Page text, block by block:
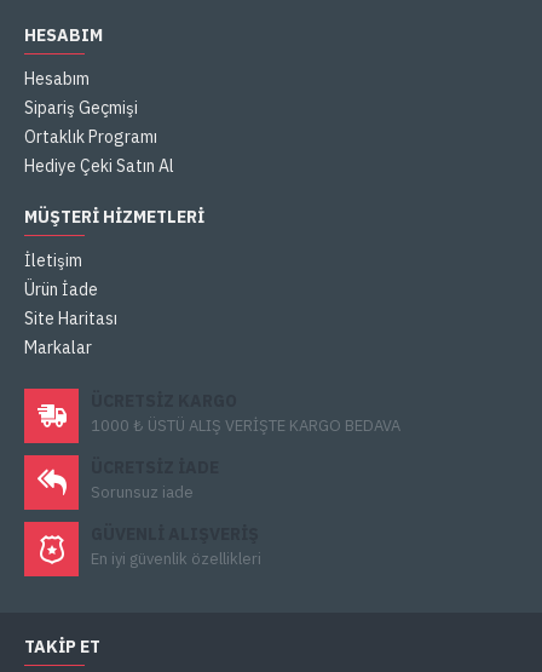
HESABIM
Hesabım
Sipariş Geçmişi
Ortaklık Programı
Hediye Çeki Satın Al
MÜŞTERI HIZMETLERI
İletişim
Ürün İade
Site Haritası
Markalar
1000 ₺ ÜSTÜ ALIŞ VERİŞTE KARGO BEDAVA
Sorunsuz iade
En iyi güvenlik özellikleri
TAKIP ET